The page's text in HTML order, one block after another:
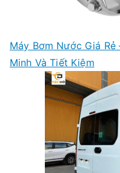
Máy Bơm Nước Giá
Minh Và Tiết Kiệm